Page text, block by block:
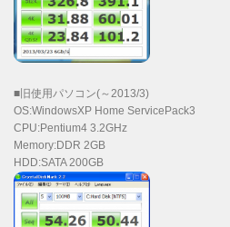
■旧使用パソコン(～2013/3)
OS:WindowsXP Home ServicePack3
CPU:Pentium4 3.2GHz
Memory:DDR 2GB
HDD:SATA 200GB